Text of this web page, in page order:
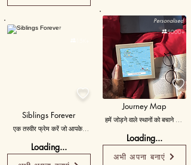
Personalised

Siblings Forever
एक तस्वीर फ्रेम करें जो आपके
करती है, जो भाई-बहनों के बीच स्थायी
बंधन का प्रतीक है।
Loading...
Personalised

5000+
Journey Map
हमें जोड़ने वाले स्थानों को बचाने का
Loading...
अभी अपना बनाएं